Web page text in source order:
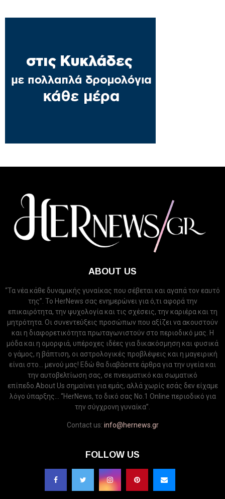
ABOUT US
“Τα νέα κάθε δυναμικής γυναίκας που σέβεται και αγαπά τον εαυτό
της”. Το HerNews σας ενημερώνει για ό,τι αφορά την
επικαιρότητα, την ψυχολογία και τις σχέσεις, την καριέρα και τη
μητρότητα. Οι συνεντεύξεις προσώπων που αξίζει να ακουστούν
και η διαφορετικότητα πρωταγωνιστούν στο περιοδικό μας. Η
μόδα και η ομορφιά, υπέροχες ιδέες για δικακόσμηση και φυσικά
ο γάμος, η βάπτιση, οι αστρολογικές προβλέψεις και η μαγειρική
είναι στο... μενού μας! Εδώ θα διαβάσετε άρθρα για την υγεία και
την αυτοβελτίωση σας, σε πνευματικό και σωματικό
επίπεδο.About Us σημαίνει για εμάς, αλλά χωρίς εσάς δεν είχαμε
λόγο ύπαρξης... “HerNews, το δικό σας Νo.1 Online περιοδικό για
την σύγχρονη γυναίκα”.
Contact us: info@hernews.gr
FOLLOW US